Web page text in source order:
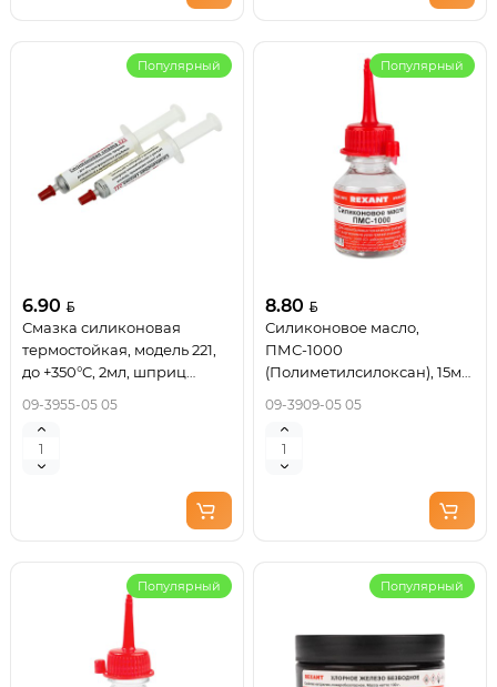
Популярный
6.90
Смазка силиконовая
термостойкая, модель 221,
до +350°C, 2мл, шприц
09-3955-05 05
Популярный
8.80
Силиконовое масло,
ПМС-1000
(Полиметилсилоксан), 15мл,
09-3909-05 05
Популярный Популярный